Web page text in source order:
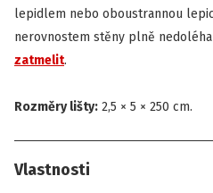
lepidlem nebo oboustrannou
nerovnostem stěny plně
zatmelit.
Rozměry lišty: 2,5 × 5 × 250 cm.
Vlastnosti